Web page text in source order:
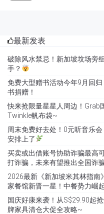
最新发表
破除风水禁忌！新加坡坟场旁
手？
免费大型赠书活动今年9月回
书捐赠！
快来抢限量星星人周边！Grab
Twinkle帆布袋~
周末免费好去处！0元听音乐
安排上了
买卖或出借账号协助诈骗最高
打诈骗，未来有望推出全国诈
2026最新《新加坡米其林指南
家餐馆新晋一星！中餐势力崛
国庆好康来袭！从S$29.90起
牌家具清仓大促全攻略~